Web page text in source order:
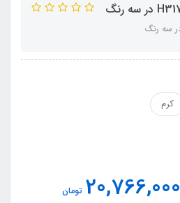
کرم
20,766,000 تومان